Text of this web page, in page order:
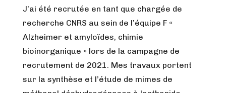
J’ai été recrutée en tant que chargée de
recherche CNRS au sein de l’équipe F «
Alzheimer et amyloïdes, chimie
bioinorganique » lors de la campagne de
recrutement de 2021. Mes travaux portent
sur la synthèse et l’étude de mimes de